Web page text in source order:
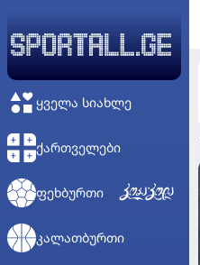
ᲧᲕᲔᲚᲐ ᲡᲘᲐᲮᲚᲔ
ᲥᲐᲠᲗᲕᲔᲚᲔᲑᲘ
ᲤᲔᲮᲑᲣᲠᲗᲘ
ᲙᲐᲚᲐᲗᲑᲣᲠᲗᲘ